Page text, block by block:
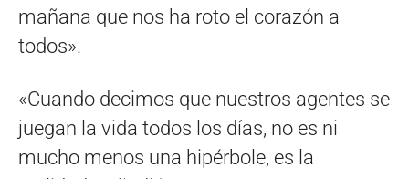
mañana que nos ha roto el corazón a
todos».
«Cuando decimos que nuestros agentes se
juegan la vida todos los días, no es ni
mucho menos una hipérbole, es la